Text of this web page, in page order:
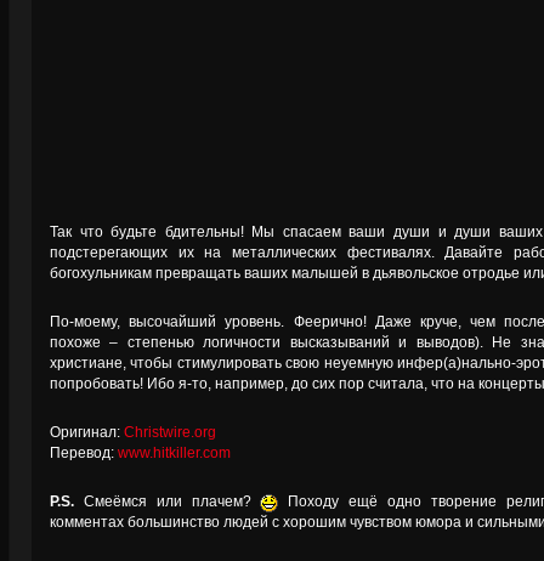
Так что будьте бдительны! Мы спасаем ваши души и души ваших
подстерегающих их на металлических фестивалях. Давайте
богохульникам превращать ваших малышей в дьявольское отродье
По-моему, высочайший уровень. Феерично! Даже круче, чем
похоже – степенью логичности высказываний и выводов). Не
христиане, чтобы стимулировать свою неуемную инфер(а)нально-
попробовать! Ибо я-то, например, до сих пор считала, что на
Оригинал: Christwire.org
Перевод: www.hitkiller.com
P.S. Смеёмся или плачем?
Походу ещё одно творение
комментах большинство людей с хорошим чувством юмора и